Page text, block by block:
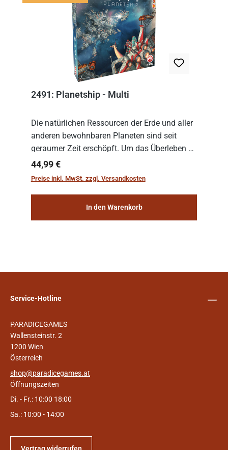
2491: Planetship - Multi
Die natürlichen Ressourcen der Erde und aller
anderen bewohnbaren Planeten sind seit
geraumer Zeit erschöpft. Um das Überleben zu
sichern, wurden die sogenannten
„Weltenschiffe“ gebaut. Auf diesen
Regulärer Preis:
44,99 €
Preise inkl. MwSt. zzgl. Versandkosten
In den Warenkorb
Service-Hotline
PARADICEGAMES
Wallensteinstr. 2
1200 Wien
Österreich
shop@paradicegames.at
Öffnungszeiten
Di. - Fr.: 10:00 18:00
Sa.: 10:00 - 14:00